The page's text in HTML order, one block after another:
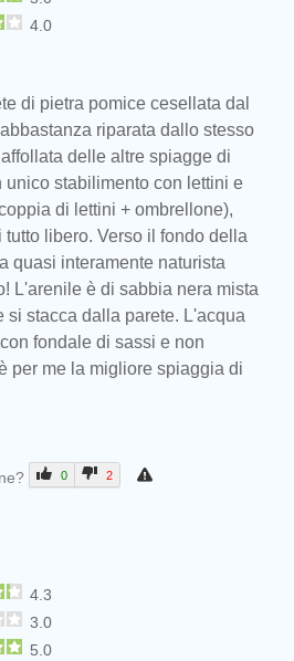
4.0
di pietra pomice cesellata dal
riparata dallo stesso
delle altre spiagge di
unico stabilimento con lettini e
di lettini + ombrellone),
libero. Verso il fondo della
quasi interamente naturista
L'arenile è di sabbia nera mista
si stacca dalla parete. L'acqua
fondale di sassi e non
per me la migliore spiaggia di
0 2
4.3
3.0
5.0